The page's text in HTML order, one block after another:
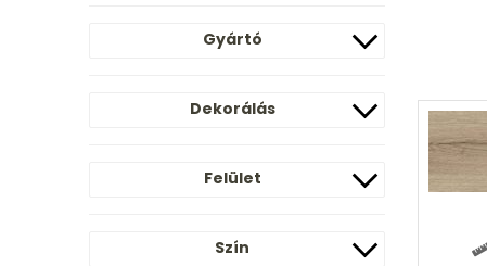
Gyártó
Dekorálás
Felület
Szín